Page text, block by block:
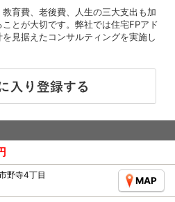
育費、老後費、人生の三大支出も加
とが大切です。弊社では住宅FPアド
見据えたコンサルティングを実施し
野寺4丁目
MAP